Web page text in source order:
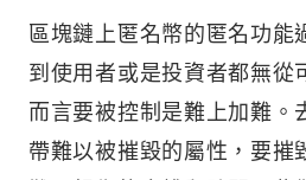
區塊鏈上匿名幣的匿名功能
到使用者或是投資者都無從
而言要被控制是難上加難。
帶難以被摧毀的屬性，要摧